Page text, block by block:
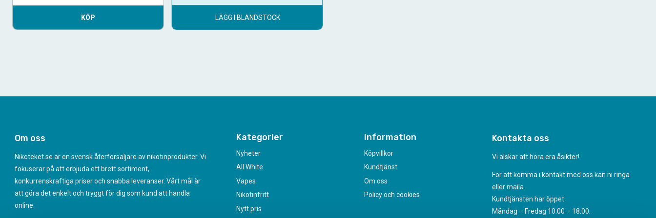
KÖP LÄGG I BLANDSTOCK
Om oss
Nikoteket.se är en svensk återförsäljare av nikotinprodukter. Vi
fokuserar på att erbjuda ett brett sortiment,
konkurrenskraftiga priser och snabba leveranser. Vårt mål är
att göra det enkelt och tryggt för dig som kund att handla
online.
Kategorier
Nyheter
All White
Vapes
Nikotinfritt
Nytt pris
Information
Köpvillkor
Kundtjänst
Om oss
Policy och cookies
Kontakta oss
Vi älskar att höra era åsikter!
För att komma i kontakt med oss kan ni ringa
eller maila.
Kundtjänsten har öppet
Måndag – Fredag 10.00 – 18.00.